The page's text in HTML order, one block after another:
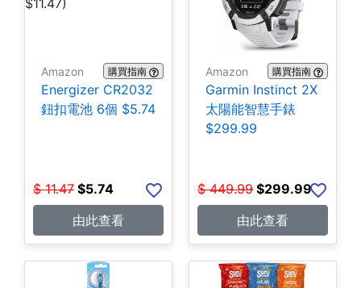
Amazon 購買指南
Energizer CR2032
鈕扣電池 6個 $5.74
$ 11.47 $5.74
由此查看
Amazon 購買指南
Garmin Instinct 2X
太陽能智慧手錶
$299.99
$ 449.99 $299.99
由此查看